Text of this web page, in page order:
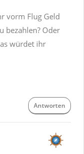
vorm Flug Geld
bezahlen? Oder
würdet ihr
Antworten